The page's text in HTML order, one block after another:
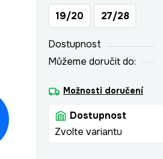
19/20 27/28
Dostupnost
Můžeme doručit do:
Možnosti doručení
Dostupnost
Zvolte variantu